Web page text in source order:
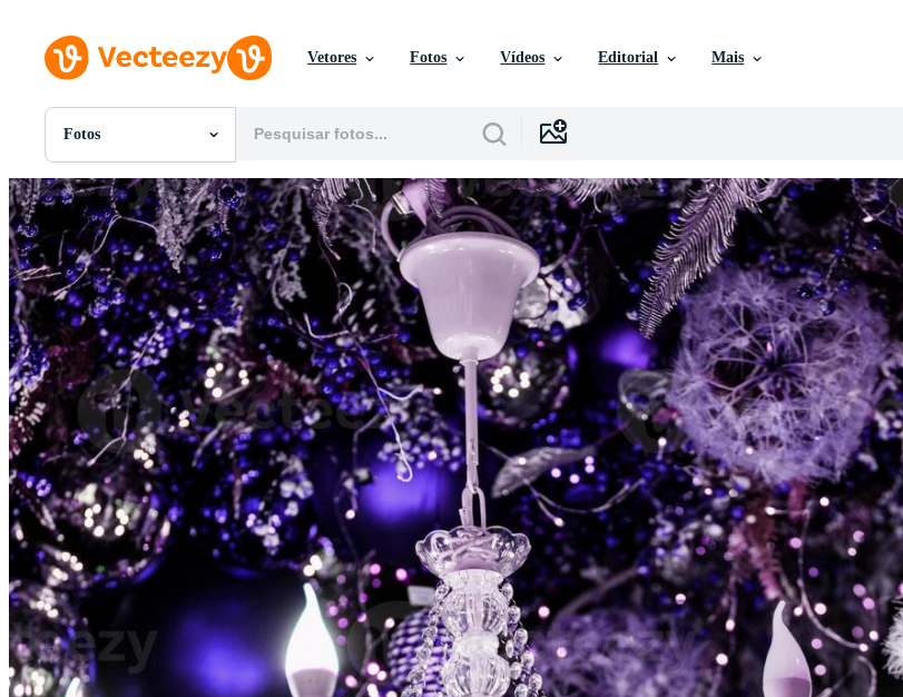
Vetores Fotos Vídeos Editorial Mais
Fotos
Todas Imagens
Fotos
PNGs
PSDs
SVGs
Modelos
Vetores
Videos
Motion graphics
Imagens Editoriais
Eventos Editoriais